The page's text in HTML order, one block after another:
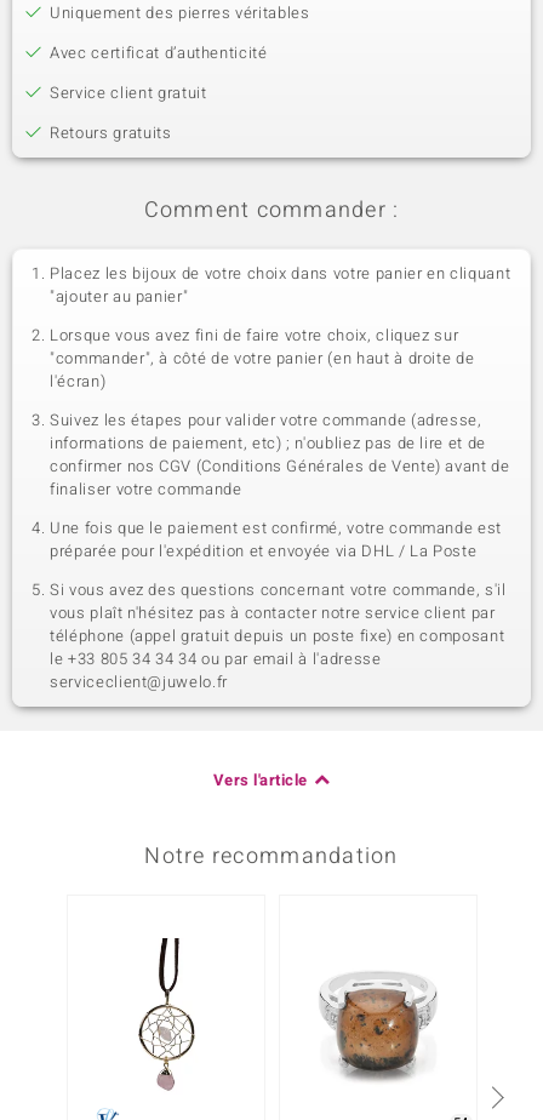
Uniquement des pierres véritables
Avec certificat d’authenticité
Service client gratuit
Retours gratuits
Comment commander :
Placez les bijoux de votre choix dans votre panier en cliquant
"ajouter au panier"
Lorsque vous avez fini de faire votre choix, cliquez sur
"commander", à côté de votre panier (en haut à droite de
l'écran)
Suivez les étapes pour valider votre commande (adresse,
informations de paiement, etc) ; n'oubliez pas de lire et de
confirmer nos CGV (Conditions Générales de Vente) avant de
finaliser votre commande
Une fois que le paiement est confirmé, votre commande est
préparée pour l'expédition et envoyée via DHL / La Poste
Si vous avez des questions concernant votre commande, s'il
vous plaît n'hésitez pas à contacter notre service client par
téléphone (appel gratuit depuis un poste fixe) en composant
le +33 805 34 34 34 ou par email à l'adresse
serviceclient@juwelo.fr
Vers l'article
Notre recommandation